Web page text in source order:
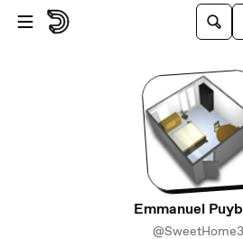
Passer au contenu principal
Emmanuel